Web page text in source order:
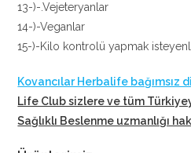
13-)-.Vejeteryanlar
14-)-Veganlar
15-)-Kilo kontrolü yapmak
Kovancılar Herbalife bağımsız
Life Club sizlere ve tüm
Sağlıklı Beslenme uzmanlığı